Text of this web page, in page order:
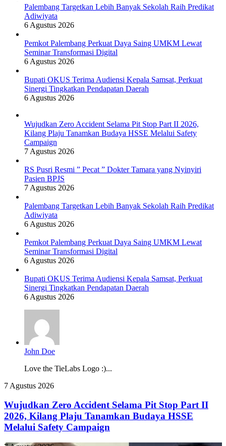
Palembang Targetkan Lebih Banyak Sekolah Raih Predikat
Adiwiyata
6 Agustus 2026
Pemkot Palembang Perkuat Daya Saing UMKM Lewat
Seminar Transformasi Digital
6 Agustus 2026
Bupati OKUS Terima Audiensi Kepala Samsat, Perkuat
Sinergi Tingkatkan Pendapatan Daerah
6 Agustus 2026
Wujudkan Zero Accident Selama Pit Stop Part II 2026,
Kilang Plaju Tanamkan Budaya HSSE Melalui Safety
Campaign
7 Agustus 2026
RS Pusri Resmi ” Pecat ” Dokter Tamara yang Nyinyiri
Pasien BPJS
7 Agustus 2026
Palembang Targetkan Lebih Banyak Sekolah Raih Predikat
Adiwiyata
6 Agustus 2026
Pemkot Palembang Perkuat Daya Saing UMKM Lewat
Seminar Transformasi Digital
6 Agustus 2026
Bupati OKUS Terima Audiensi Kepala Samsat, Perkuat
Sinergi Tingkatkan Pendapatan Daerah
6 Agustus 2026
John Doe
Love the TieLabs Logo :)...
Wujudkan
Accident
Selama
Pit
Stop
7 Agustus 2026
Wujudkan Zero Accident Selama Pit Stop Part II
2026, Kilang Plaju Tanamkan Budaya HSSE
Melalui Safety Campaign